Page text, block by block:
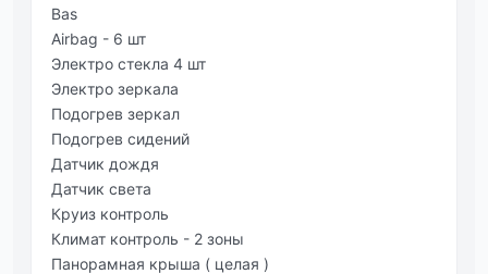
Bas
Airbag - 6 шт
Электро стекла 4 шт
Электро зеркала
Подогрев зеркал
Подогрев сидений
Датчик дождя
Датчик света
Круиз контроль
Климат контроль - 2 зоны
Панорамная крыша ( целая )